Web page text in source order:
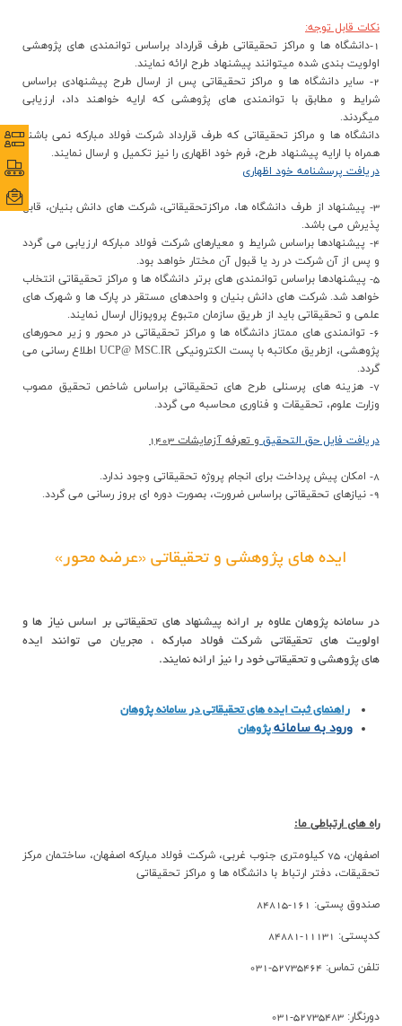
نکات قابل توجه:
1-دانشگاه ها و مراکز تحقيقاتي طرف قرارداد براساس توانمندي هاي پژوهشي
اولويت بندي شده مي‏توانند پيشنهاد طرح ارائه نمايند.
2- ساير دانشگاه ها و مراکز تحقيقاتي پس از ارسال طرح پيشنهادي براساس
شرايط و مطابق با توانمندي هاي پژوهشي که ارايه خواهند داد، ارزيابي
مي‏گردند.
دانشگاه ها و مراکز تحقيقاتي که طرف قرارداد شرکت فولاد مبارکه نمي باشند
همراه با ارايه پيشنهاد طرح، فرم خود اظهاري را نيز تکميل و ارسال نمايند.
دریافت پرسشنامه خود اظهاری
3- پيشنهاد از طرف دانشگاه ها، مراکزتحقيقاتي، شرکت هاي دانش بنيان، قابل
پذيرش مي باشد.
4- پيشنهادها براساس شرايط و معيارهاي شرکت فولاد مبارکه ارزيابي مي گردد
و پس از آن شرکت در رد يا قبول آن مختار خواهد بود.
5- پيشنهادها براساس توانمندي هاي برتر دانشگاه ها و مراکز تحقيقاتي انتخاب
خواهد شد. شرکت هاي دانش بنيان و واحدهاي مستقر در پارک ها و شهرک هاي
علمي و تحقيقاتي بايد از طريق سازمان متبوع پروپوزال ارسال نمايند.
6- توانمندي هاي ممتاز دانشگاه ها و مراکز تحقيقاتي در محور و زير محورهاي
پژوهشي، ازطريق مکاتبه با پست الکترونيکي UCP@ MSC.IR اطلاع رساني مي
گردد.
7- هزينه هاي پرسنلي طرح هاي تحقيقاتي براساس شاخص تحقيق مصوب
وزارت علوم، تحقيقات و فناوري محاسبه مي گردد.
دریافت فایل حق التحقیقو تعرفه آزمایشات 1403
8- امکان پيش پرداخت براي انجام پروژه تحقيقاتي وجود ندارد.
9- نيازهاي تحقيقاتي براساس ضرورت، بصورت دوره ‏اي بروز رساني مي گردد.
ایده های پژوهشی و تحقیقاتی «عرضه محور»
در سامانه پژوهان علاوه بر ارائه پیشنهاد های تحقیقاتی بر اساس نیاز ها و
اولویت های تحقیقاتی شرکت فولاد مبارکه ، مجریان می توانند ایده
های پژوهشی و تحقیقاتی خود را نیز ارائه نمایند.
راهنمای ثبت ایده های تحقیقاتی در سامانه پژوهان
ورود به سامانهپژوهان
راه های ارتباطی ما:
اصفهان، 75 کیلومتری جنوب غربی، شرکت فولاد مبارکه اصفهان، ساختمان مرکز
تحقیقات، دفتر ارتباط با دانشگاه ها و مراکز تحقيقاتي
صندوق پستی: 161-84815
کدپستی: 11131-84881
تلفن تماس: 52735464-031
دورنگار: 52735483-031